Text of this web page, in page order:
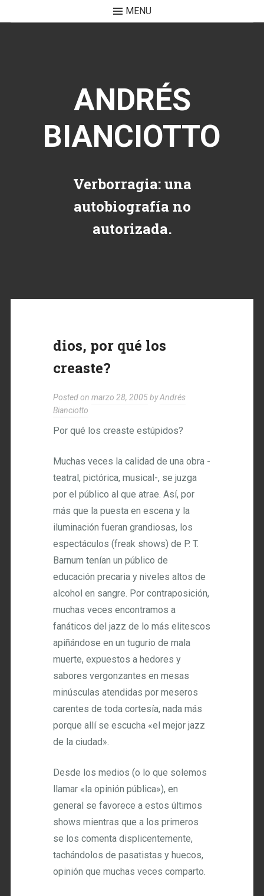
MENU
ANDRÉS
BIANCIOTTO
Verborragia: una
autobiografía no
autorizada.
dios, por qué los
creaste?
Posted onmarzo 28, 2005byAndrés
Bianciotto
Por qué los creaste estúpidos?
Muchas veces la calidad de una obra -
teatral, pictórica, musical-, se juzga
por el público al que atrae. Así, por
más que la puesta en escena y la
iluminación fueran grandiosas, los
espectáculos (freak shows) de P. T.
Barnum tenían un público de
educación precaria y niveles altos de
alcohol en sangre. Por contraposición,
muchas veces encontramos a
fanáticos del jazz de lo más elitescos
apiñándose en un tugurio de mala
muerte, expuestos a hedores y
sabores vergonzantes en mesas
minúsculas atendidas por meseros
carentes de toda cortesía, nada más
porque allí se escucha «el mejor jazz
de la ciudad».
Desde los medios (o lo que solemos
llamar «la opinión pública»), en
general se favorece a estos últimos
shows mientras que a los primeros
se los comenta displicentemente,
tachándolos de pasatistas y huecos,
opinión que muchas veces comparto.